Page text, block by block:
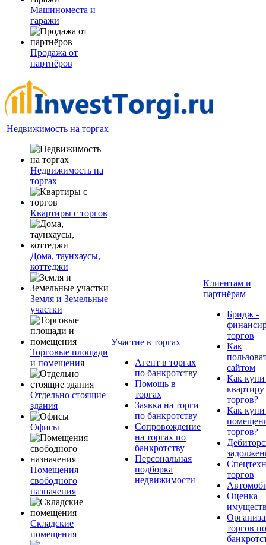
Машиноместа и
гаражи
Продажа от
партнёров
Недвижимость на торгах
Недвижимость на
торгах
Квартиры с торгов
Дома, таунхаусы,
коттеджи
Земля и Земельные
участки
Торговые площади
и помещения
Отдельно стоящие
здания
Офисы
Помещения
свободного
назначения
Складские
помещения
Участие в торгах
Агент в торгах
по банкротству
Помощь в
торгах
Заявка на торги
по банкротству
Сопровождение
на торгах по
банкротству
Персональная
подборка
недвижимости
Клиентам и
партнёрам
Бридж -
торгов
Как
сайтом
Как
квартиру
торгов?
Как
торгов?
торгов
Оценка
торгов по